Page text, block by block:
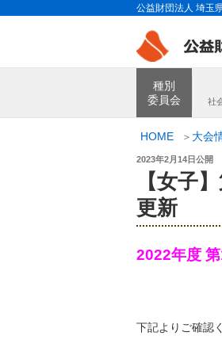
ス
公益財団法人 埼玉
埼玉
種別
委員会
HOME 大会
投
2023年2月14日公開
【女子
更新
2022年度
下記よりご確認